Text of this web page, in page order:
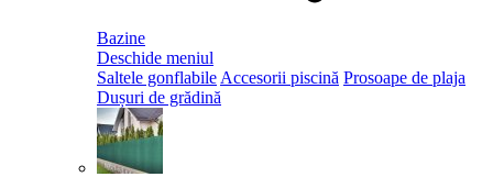
Bazine
Deschide meniul
Saltele gonflabile Accesorii piscină Prosoape de plaja
Dușuri de grădină